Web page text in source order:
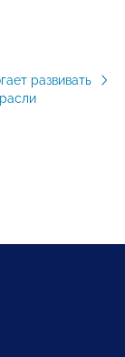
развивать